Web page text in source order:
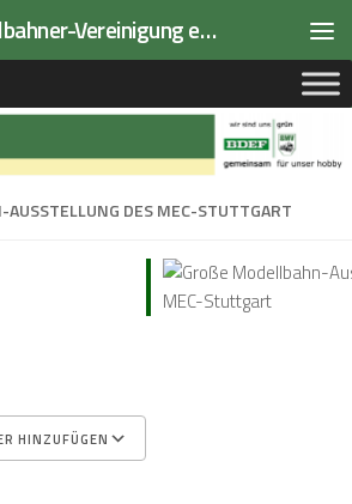
Sächsische Modellbahner-Vereinigung e.V.
DES MEC-STUTTGART
HINZUFÜGEN